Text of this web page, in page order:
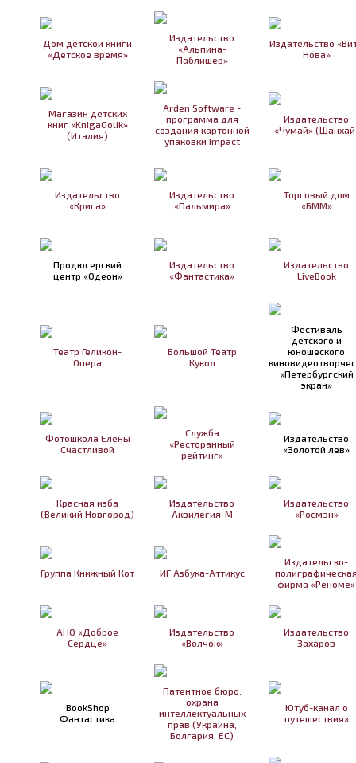
Дом детской книги
«Детское время»
Издательство
«Альпина-
Паблишер»
Издательство
Нова»
Магазин детских
книг «KnigaGolik»
(Италия)
Arden Software -
программа для
создания картонной
упаковки Impact
Издательство
«Чумай»
Издательство
«Крига»
Издательство
«Пальмира»
Торговый дом
«БММ»
Продюсерский
центр «Одеон»
Издательство
«Фантастика»
Издательство
LiveBook
Театр Геликон-
Опера
Большой Театр
Кукол
Фестиваль
детского и
юношеского
«Петербургский
экран»
Фотошкола Елены
Счастливой
Служба
«Ресторанный
рейтинг»
Издательство
«Золотой лев»
Красная изба
(Великий Новгород)
Издательство
Аквилегия-М
Издательство
«Росмэн»
Группа Книжный Кот ИГ Азбука-Аттикус
Издательско-
фирма «Реноме»
АНО «Доброе
Сердце»
Издательство
«Волчок»
Издательство
Захаров
BookShop
Фантастика
Патентное бюро:
охрана
интеллектуальных
прав (Украина,
Болгария, ЕС)
Ютуб-канал о
путешествиях